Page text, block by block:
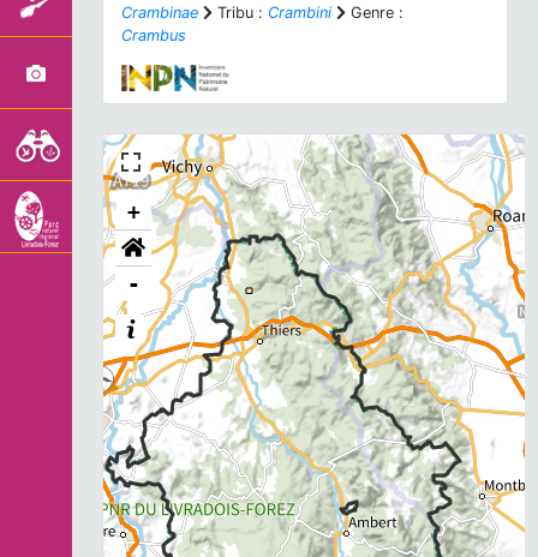
Crambinae
Tribu : Crambini
Genre :
Crambus
+
-